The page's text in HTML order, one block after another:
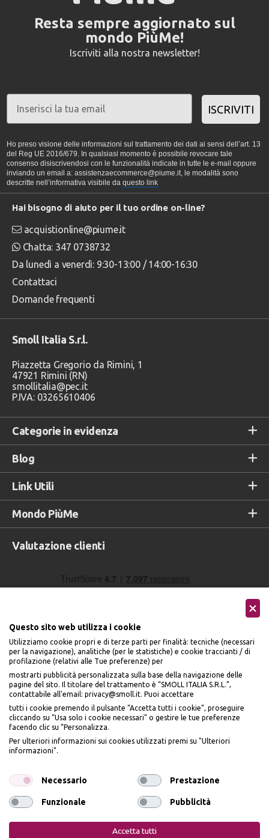
Resta sempre aggiornato sul
mondo PiùMe!
Iscriviti alla nostra newsletter!
ISCRIVITI
Ho preso visione delle informazioni sul trattamento dei dati ai sensi dell’art. 13
del Reg UE 2016/679. In qualsiasi momento è possibile revocare tale
consenso disiscrivendosi con le funzionalità indicate in tutte le e-mail oppure
inviando un email a: assistenzaecommerce@piume.it, le modalità sono
descritte nell’informativa visibile da questo link
Categorie in evidenza
Blog
Link Utili
Mondo PiùMe
Hai bisogno di aiuto per il tuo ordine on-line?
acquistionline@piume.it
Chatta: 347 0738732
Da lunedì a venerdì: 9:30-13:00 / 14:00-16:30
Contattaci
Domande frequenti
Smoll Italia S.r.l.
Piazzetta Gregorio da Rimini, 1
47921 Rimini (RN)
smollitalia@pec.it
P.IVA: 03265610406
Valutazione clienti
Accettiamo
Seguici sui social
Privacy Policy Cookie Policy
Questo sito web utilizza i cookie
Utilizziamo cookie propri e di terze parti per finalità: tecniche (necessari
per la navigazione), analitiche (per le statistiche) e cookie traccianti / di
profilazione (relativi alle Tue preferenze) per
mostrarti pubblicità personalizzata sulla base della navigazione delle
pagine del sito. Il titolare del trattamento è “SMOLL ITALIA S.R.L.”,
contattabile all'email: privacy@smoll.it. Puoi accettare
tutti i cookie premendo il pulsante “Accetta tutti i cookie”, proseguire
cliccando su “Usa solo i cookie necessari" o gestire le tue preferenze
facendo clic su “Personalizza.
Per ulteriori informazioni sui cookies utilizzati premi su "Ulteriori
informazioni".
Necessario Prestazione
Funzionale Pubblicità
Accetta tutti
BENVENUTO DA
PIÙME
IL10% DI SCONTO
dell’art. 13 del Reg UE 2016/679 e presto il mio consenso a ricevere email
promozionali. In qualsiasi momento è possibile revocare il consenso